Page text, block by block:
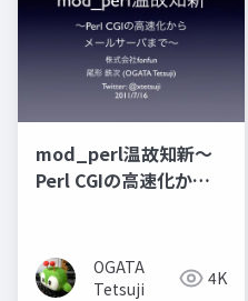
mod_perl温故知新〜
Perl CGIの高速化から
OGATA
Tetsuji
4K